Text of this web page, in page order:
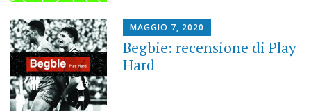
MAGGIO 7, 2020
Begbie: recensione di Play
Hard